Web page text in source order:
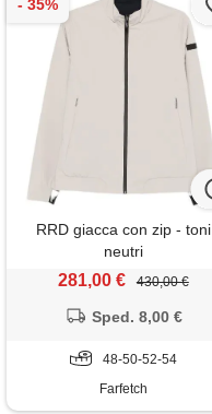
RRD giacca con zip - toni
neutri
281,00 € 430,00 €
Sped. 8,00 €
48-50-52-54
Farfetch